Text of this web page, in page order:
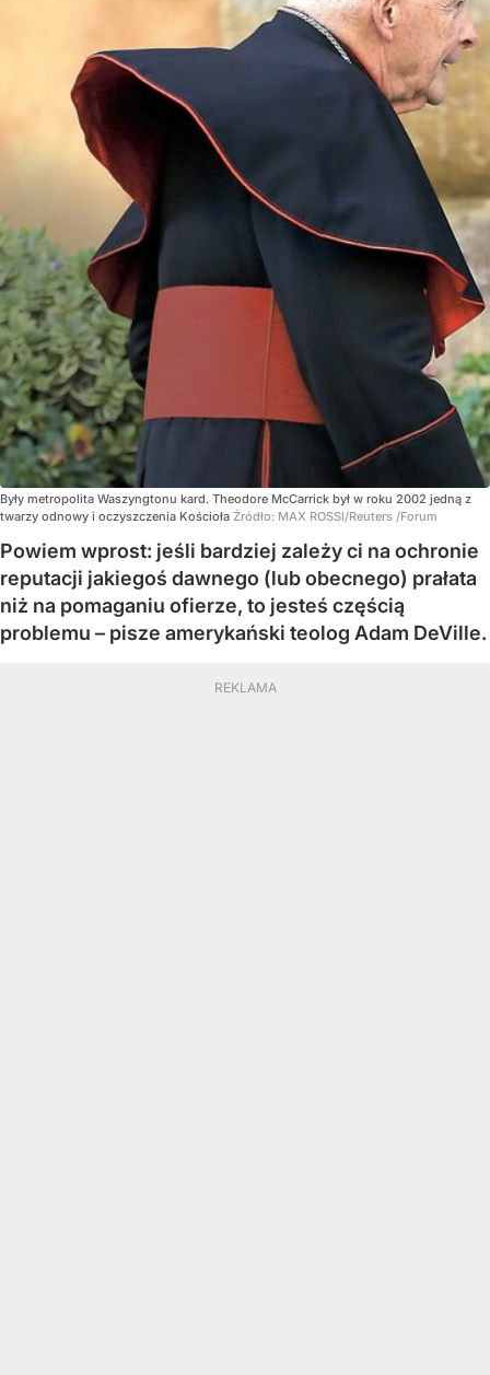
Były metropolita Waszyngtonu kard. Theodore McCarrick był w roku 2002 jedną z
twarzy odnowy i oczyszczenia Kościoła Źródło: MAX ROSSI/Reuters /Forum
Powiem wprost: jeśli bardziej zależy ci na ochronie
reputacji jakiegoś dawnego (lub obecnego) prałata
niż na pomaganiu ofierze, to jesteś częścią
problemu – pisze amerykański teolog Adam DeVille.